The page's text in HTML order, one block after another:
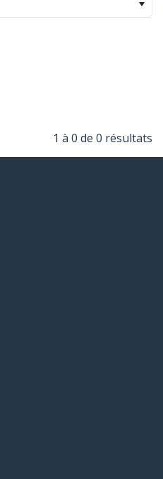
1 à 0 de 0 résultats